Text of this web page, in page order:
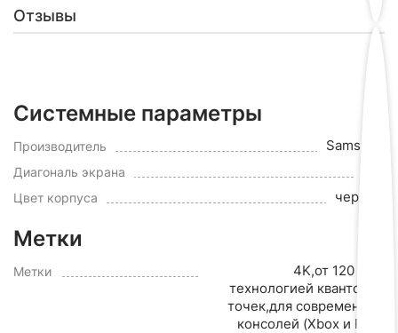
Отзывы
Системные параметры
Производитель Samsung
Диагональ экрана
Цвет корпуса черный
Метки
Метки
4K,от 120 Гц,с
технологией квантовых
точек,для современных
консолей (Xbox и PS5)